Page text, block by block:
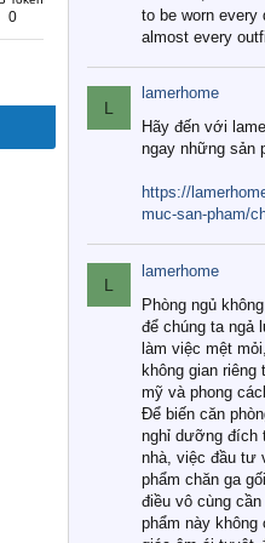
0
to be worn every
almost every
L
lamerhome
Hãy đến với
ngay những sản
https://
muc-san-pham/
L
lamerhome
Phòng ngủ
để chúng ta ngả
làm việc mệt
không gian riêng
mỹ và phong
Để biến căn
nghỉ dưỡng đích
nhà, việc đầu tư
phẩm chăn ga
điều vô cùng
phẩm này không